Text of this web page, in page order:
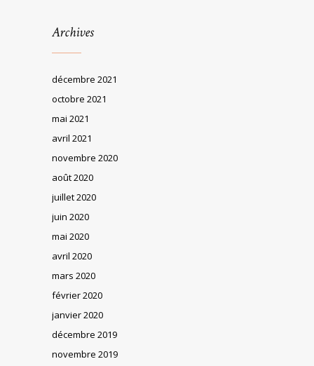
Archives
décembre 2021
octobre 2021
mai 2021
avril 2021
novembre 2020
août 2020
juillet 2020
juin 2020
mai 2020
avril 2020
mars 2020
février 2020
janvier 2020
décembre 2019
novembre 2019